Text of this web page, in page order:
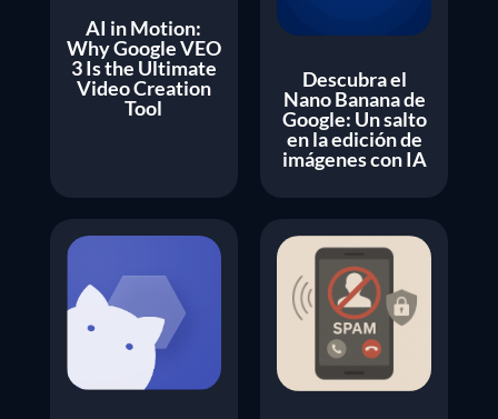
AI in Motion:
Why Google VEO
3 Is the Ultimate
Video Creation
Tool
Descubra el
Nano Banana de
Google: Un salto
en la edición de
imágenes con IA